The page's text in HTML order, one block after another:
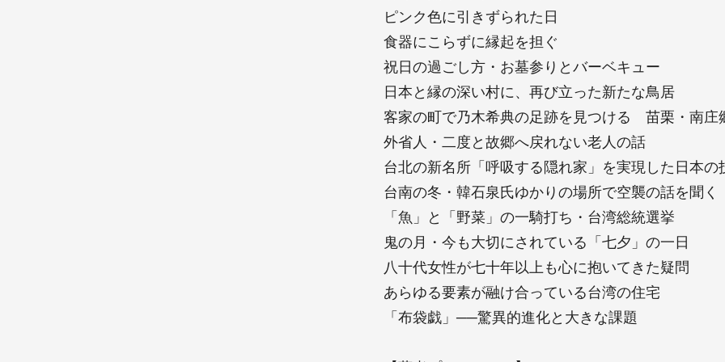
ピンク色に引きずられた日
食器にこらずに縁起を担ぐ
祝日の過ごし方・お墓参りとバーベキュー
日本と縁の深い村に、再び立った新たな鳥居
客家の町で乃木希典の足跡を見つける 苗栗・南
外省人・二度と故郷へ戻れない老人の話
台北の新名所「呼吸する隠れ家」を実現した日本
台南の冬・韓石泉氏ゆかりの場所で空襲の話を聞く
「魚」と「野菜」の一騎打ち・台湾総統選挙
鬼の月・今も大切にされている「七夕」の一日
八十代女性が七十年以上も心に抱いてきた疑問
あらゆる要素が融け合っている台湾の住宅
「布袋戯」──驚異的進化と大きな課題